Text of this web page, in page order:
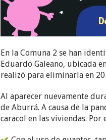
En la Comuna 2 se han
Eduardo Galeano, ubicada
realizó para eliminarla en
Al aparecer nuevamente
de Aburrá. A causa de la
caracol en las viviendas.